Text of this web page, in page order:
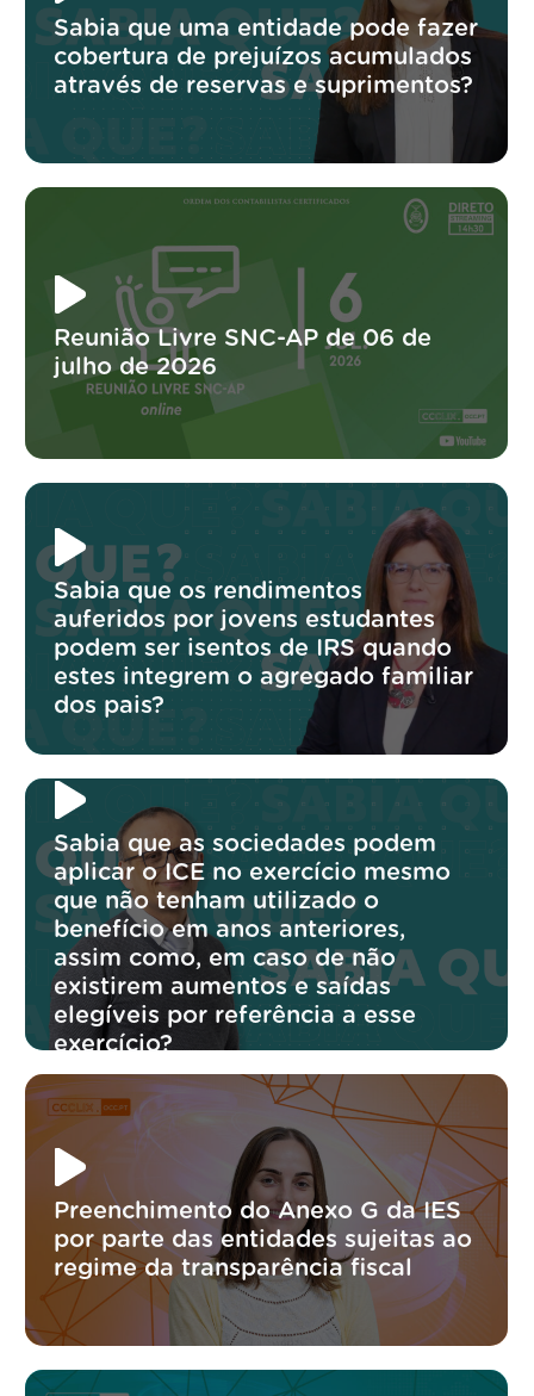
Sabia que uma entidade pode fazer
cobertura de prejuízos acumulados
através de reservas e suprimentos?
Reunião Livre SNC-AP de 06 de
julho de 2026
Sabia que os rendimentos
auferidos por jovens estudantes
podem ser isentos de IRS quando
estes integrem o agregado familiar
dos pais?
Sabia que as sociedades podem
aplicar o ICE no exercício mesmo
que não tenham utilizado o
benefício em anos anteriores,
assim como, em caso de não
existirem aumentos e saídas
elegíveis por referência a esse
exercício?
Preenchimento do Anexo G da IES
por parte das entidades sujeitas ao
regime da transparência fiscal